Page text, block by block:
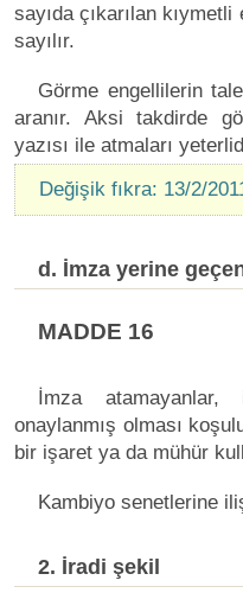
sayıda çıkarılan
sayılır.
Görme engellilerin
aranır. Aksi takdirde
yazısı ile atmaları
Değişik fıkra: 13/2/
d. İmza yerine
MADDE 16
İmza
onaylanmış olması
bir işaret ya da mühür
Kambiyo senetlerine
2. İradi şekil